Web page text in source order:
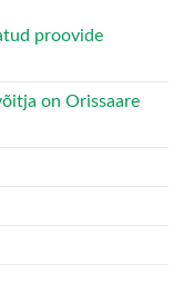
proovide
on Orissaare